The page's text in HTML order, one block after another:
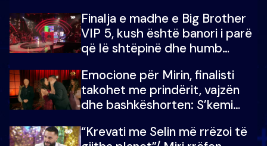
Finalja e madhe e Big Brother
VIP 5, kush është banori i parë
që lë shtëpinë dhe humb
çmimin e madh
Emocione për Mirin, finalisti
takohet me prindërit, vajzën
dhe bashkëshorten: S’kemi
“Krevati me Selin më rrëzoi të